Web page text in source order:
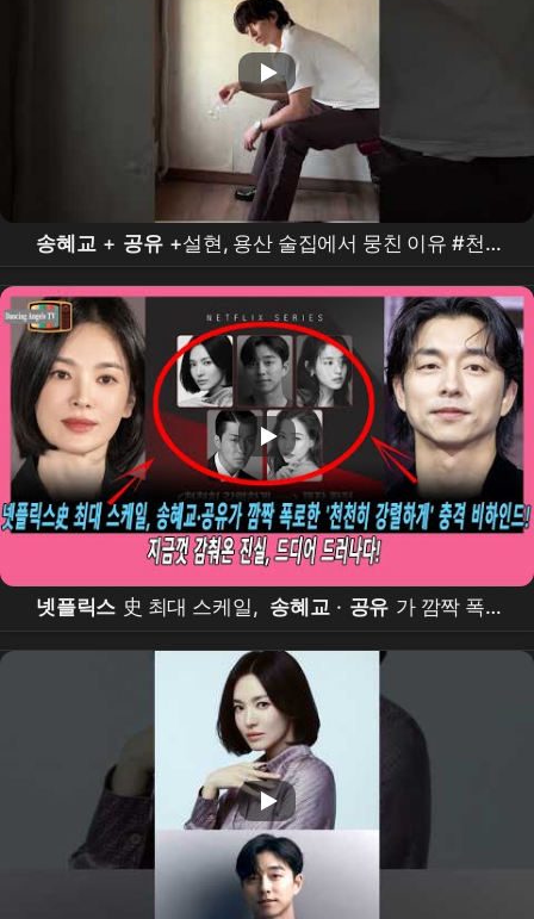
송혜교 + 공유 +설현, 용산 술집에서 뭉친 이유 #천천
히강렬하게 # 송혜교 # 공유 #설현 # 노희경 # 넷플
릭스 #용산 #인스타그램 #용산식당
넷플릭스 史 최대 스케일, 송혜교 · 공유 가 깜짝 폭로
한 ' 천천히 강렬하게 ' 충격 비하인드! 지금껏 감춰온 진
실, 드디어 드러나다!